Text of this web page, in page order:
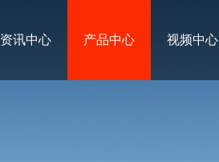
资讯中心 产品中心 视频中心